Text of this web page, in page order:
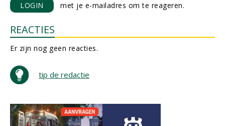
LOGIN met je e-mailadres om te reageren.
REACTIES
Er zijn nog geen reacties.
tip de redactie